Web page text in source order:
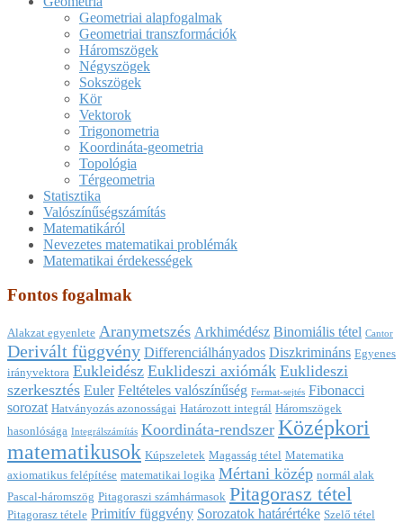
Geometriai alapfogalmak
Geometriai transzformációk
Háromszögek
Négyszögek
Sokszögek
Kör
Vektorok
Trigonometria
Koordináta-geometria
Topológia
Térgeometria
Statisztika
Valószínűségszámítás
Matematikáról
Nevezetes matematikai problémák
Matematikai érdekességek
Fontos fogalmak
Alakzat egyenlete Aranymetszés Arkhimédész Binomiális tétel Cantor
Derivált függvény Differenciálhányados Diszkrimináns Egyenes
irányvektora Eukleidész Euklideszi axiómák Euklideszi
szerkesztés Euler Feltételes valószínűség Fermat-sejtés Fibonacci
sorozat Hatványozás azonosságai Határozott integrál Háromszögek
hasonlósága Integrálszámítás Koordináta-rendszer Középkori
matematikusok Kúpszeletek Magasság tétel Matematika
axiomatikus felépítése matematikai logika Mértani közép normál alak
Pascal-háromszög Pitagoraszi számhármasok Pitagorasz tétel
Pitagorasz tétele Primitív függvény Sorozatok határértéke Szelő tétel